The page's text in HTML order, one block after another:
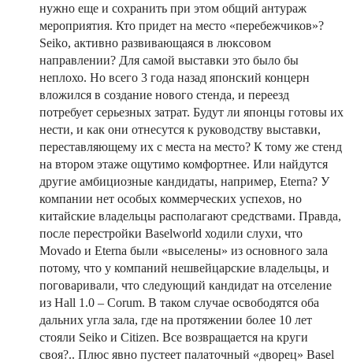
нужно еще и сохранить при этом общий антураж
мероприятия. Кто придет на место «перебежчиков»?
Seiko, активно развивающаяся в люксовом
направлении? Для самой выставки это было бы
неплохо. Но всего 3 года назад японский концерн
вложился в создание нового стенда, и переезд
потребует серьезных затрат. Будут ли японцы готовы их
нести, и как они отнесутся к руководству выставки,
переставляющему их с места на место? К тому же стенд
на втором этаже ощутимо комфортнее. Или найдутся
другие амбициозные кандидаты, например, Eterna? У
компании нет особых коммерческих успехов, но
китайские владельцы располагают средствами. Правда,
после перестройки Baselworld ходили слухи, что
Movado и Eterna были «выселены» из основного зала
потому, что у компаний нешвейцарские владельцы, и
поговаривали, что следующий кандидат на отселение
из Hall 1.0 – Corum. В таком случае освободятся оба
дальних угла зала, где на протяжении более 10 лет
стояли Seiko и Citizen. Все возвращается на круги
своя?.. Плюс явно пустеет палаточный «дворец» Basel